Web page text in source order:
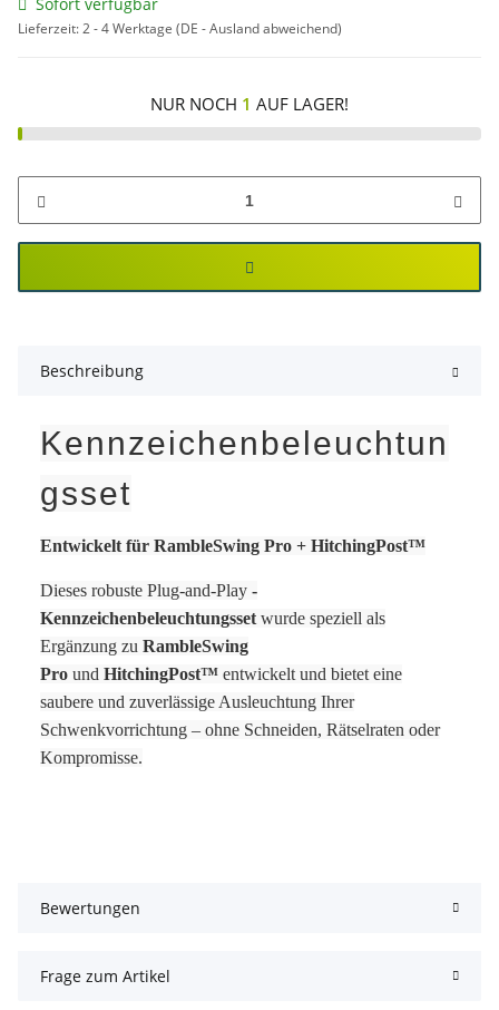
Lieferzeit:2 - 4 Werktage (DE - Ausland abweichend)
NUR NOCH 1 AUF LAGER!
Beschreibung
Kennzeichenbeleuchtun
gsset
Entwickelt für RambleSwing Pro + HitchingPost™
Dieses robuste Plug-and-Play -
Kennzeichenbeleuchtungsset wurde speziell als
Ergänzung zu RambleSwing
Pro und HitchingPost™ entwickelt und bietet eine
saubere und zuverlässige Ausleuchtung Ihrer
Schwenkvorrichtung – ohne Schneiden, Rätselraten oder
Kompromisse.
Bewertungen
Frage zum Artikel